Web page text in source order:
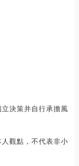
決策并自行承擔風
觀點，不代表非小